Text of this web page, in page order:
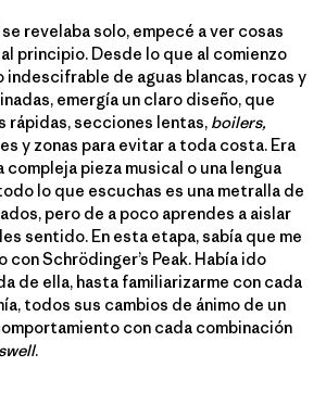
revelaba solo, empecé a ver cosas
principio. Desde lo que al comienzo
de aguas blancas, rocas y
emergía un claro diseño, que
rápidas, secciones lentas, boilers,
y zonas para evitar a toda costa. Era
compleja pieza musical o una lengua
lo que escuchas es una metralla de
pero de a poco aprendes a aislar
sentido. En esta etapa, sabía que me
con Schrödinger’s Peak. Había ido
de ella, hasta familiarizarme con cada
todos sus cambios de ánimo de un
con cada combinación
swell.